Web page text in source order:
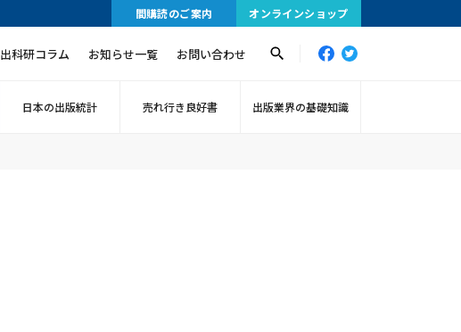
間購読のご案内 オンラインショップ
出科研コラム お知らせ一覧 お問い合わせ
日本の出版統計 売れ行き良好書 出版業界の基礎知識